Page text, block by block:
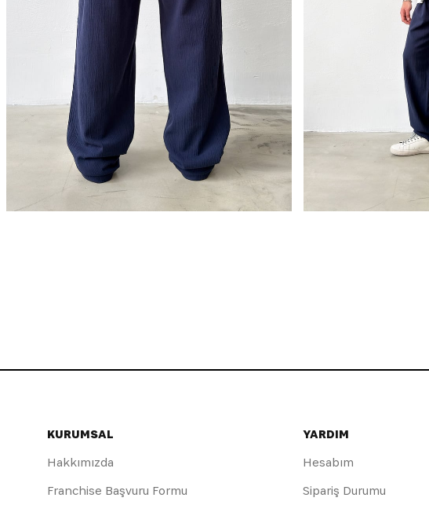
KURUMSAL
Hakkımızda
Franchise Başvuru Formu
YARDIM
Hesabım
Sipariş Durumu